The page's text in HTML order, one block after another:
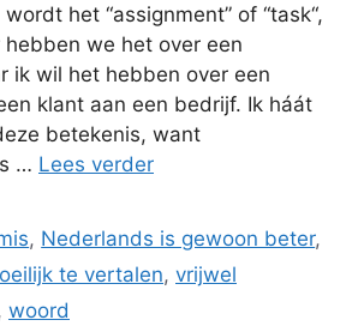
het “assignment” of “task“,
hebben we het over een
ik wil het hebben over een
klant aan een bedrijf. Ik háát
betekenis, want
… Lees verder
, Nederlands is gewoon beter,
te vertalen, vrijwel
woord